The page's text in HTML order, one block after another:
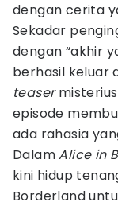
dengan cerita
Sekadar
dengan “akhir
berhasil keluar
teaser
episode
ada rahasia
DalamAlice in
kini hidup
Borderland